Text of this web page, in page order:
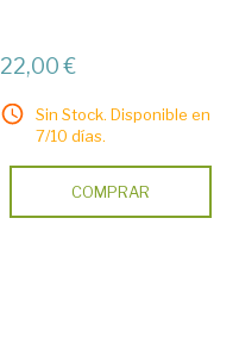
22,00 €
Sin Stock. Disponible en
7/10 días.
COMPRAR